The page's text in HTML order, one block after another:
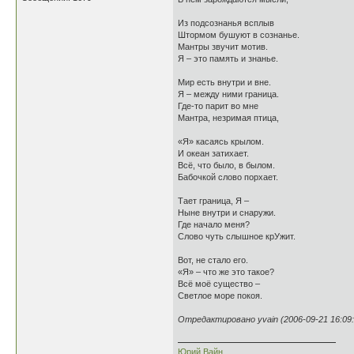
Из подсознанья всплыв
Штормом бушуют в сознанье.
Мантры звучит мотив.
Я – это память и знанье.
Мир есть внутри и вне.
Я – между ними граница.
Где-то парит во мне
Мантра, незримая птица,
«Я» касаясь крылом.
И океан затихает.
Всё, что было, в былом.
Бабочкой слово порхает.
Тает граница, Я –
Ныне внутри и снаружи.
Где начало меня?
Слово чуть слышное крУжит.
Вот, не стало его.
«Я» – что же это такое?
Всё моё существо –
Светлое море покоя.
Отредактировано yvain (2006-09-21
Юрий Вайн